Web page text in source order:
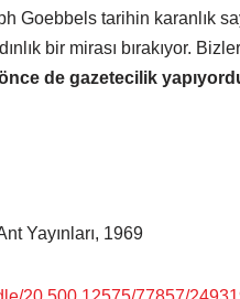
Goebbels tarihin karanlık
bir mirası bırakıyor.
de gazetecilik
Yayınları, 1969